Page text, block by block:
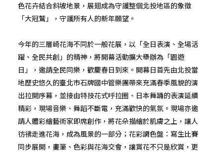
色花卉結合斜坡地景，展翅成為守護整個北投地區的象徵
「大冠鷲」，守護所有人的新年願望。
今年的三層崎花海不同於一般花展，以「全日表演、全場活
躍、全民共創」的精神，將開幕活動擴大舉辦為「園遊
日」，邀請全民同樂，歡慶春日到來。開幕日首先由北投當
地歷史悠久的臺北市石牌國中管樂團帶來充滿春季風貌的演
出拉開序幕，並接由特技花式呼拉圈、日本舞踊的表演延續
精彩，現場音樂、舞蹈不斷電，充滿歡快的氣氛。現場亦邀
請人體彩繪藝術家即席創作，將花朵描繪於肌膚之上，讓人
彷彿走進花海，成為風景的一部分；花彩調色盤：寫生比賽
同步展開，畫筆、色彩與花海交會，讓賞花不只是欣賞，更